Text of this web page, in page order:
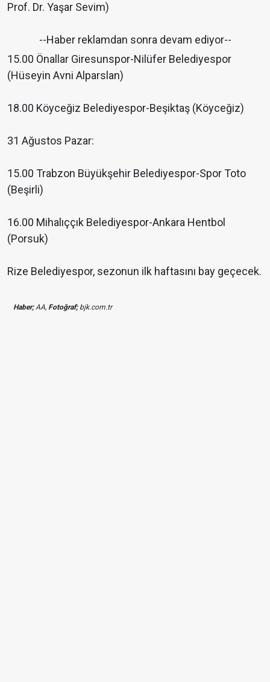
Prof. Dr. Yaşar Sevim)
--Haber reklamdan sonra devam ediyor--
15.00 Önallar Giresunspor-Nilüfer Belediyespor
(Hüseyin Avni Alparslan)
18.00 Köyceğiz Belediyespor-Beşiktaş (Köyceğiz)
31 Ağustos Pazar:
15.00 Trabzon Büyükşehir Belediyespor-Spor Toto
(Beşirli)
16.00 Mihalıççık Belediyespor-Ankara Hentbol
(Porsuk)
Rize Belediyespor, sezonun ilk haftasını bay geçecek.
Haber;AA, Fotoğraf;bjk.com.tr